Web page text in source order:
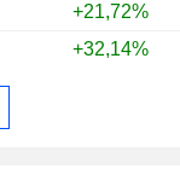
+21,72%
+32,14%